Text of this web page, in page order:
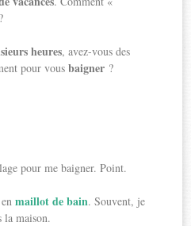
heures, avez-vous des
pour vousbaigner ?
pour me baigner. Point.
enmaillot de bain. Souvent, je
la maison.